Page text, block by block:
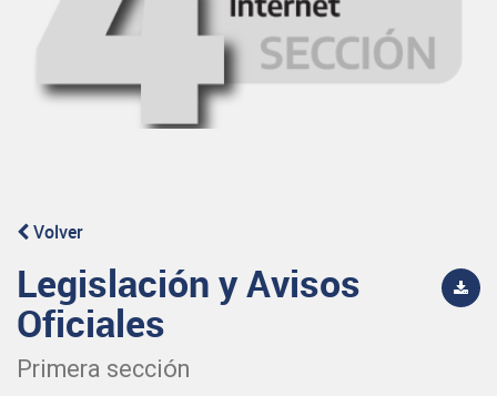
Volver
Legislación y Avisos
Oficiales
Primera sección